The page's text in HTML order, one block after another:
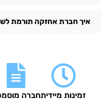
חברת אחזקה תורמת לשימור
מיידיתחברה מוסמכת